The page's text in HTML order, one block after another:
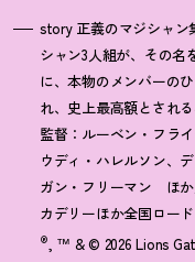
story 正義のマジシャン
シャン3人組が、その名
に、本物のメンバーの
れ、史上最高額とされ
監督：ルーベン・フラ
ウディ・ハレルソン、
ガン・フリーマン ほか
カデリーほか全国ロー
®, ™ & © 2026 Lions